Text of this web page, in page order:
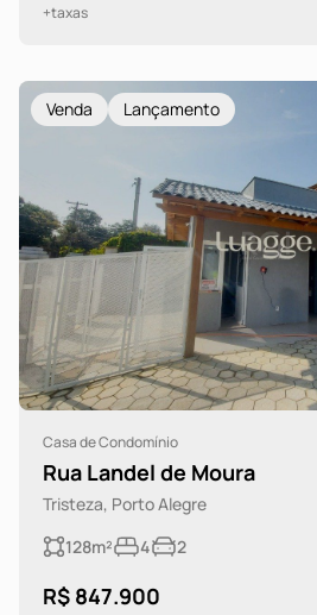
+taxas
Venda Lançamento
Casa de Condomínio
Rua Landel de Moura
Tristeza, Porto Alegre
128m²
4 2
R$ 847.900